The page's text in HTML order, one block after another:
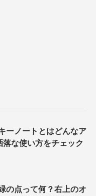
ーノートとはどんなア
落な使い方をチェック
の点って何？右上のオ